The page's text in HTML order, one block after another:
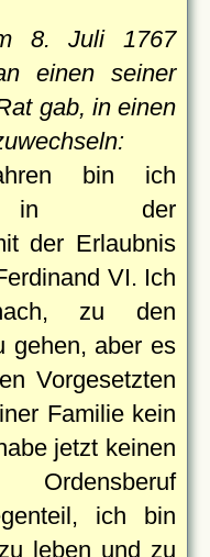
8. Juli 1767
einen seiner
gab, in einen
bin ich
in der
der Erlaubnis
VI. Ich
zu den
gehen, aber es
Vorgesetzten
Familie kein
jetzt keinen
ich bin
leben und zu